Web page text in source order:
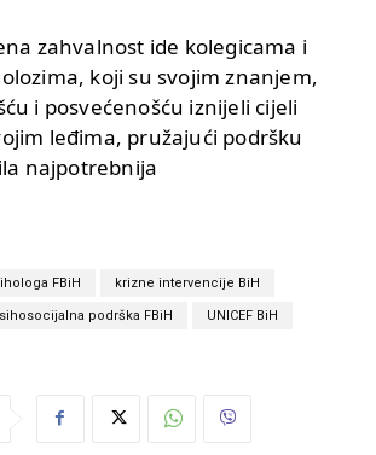
zahvalnost ide kolegicama i
koji su svojim znanjem,
i posvećenošću iznijeli cijeli
leđima, pružajući podršku
najpotrebnija
FBiH krizne intervencije BiH
podrška FBiH UNICEF BiH